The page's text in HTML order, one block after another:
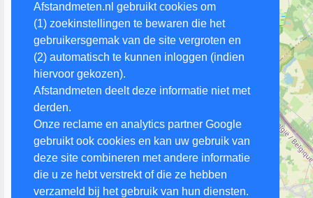
Afstandmeten.nl gebruikt cookies om
(1) zoekinstellingen te bewaren die het
gebruikersgemak van de site vergroten en
(2) automatisch te kunnen inloggen (indien
hiervoor gekozen).
Afstandmeten deelt deze informatie niet met
derden.
Onze reclame en analytics partner Google
gebruikt ook cookies en kan uw gebruik van
deze site combineren met andere informatie
die u ze hebt verstrekt of die ze hebben
verzameld bij het gebruik van hun diensten.